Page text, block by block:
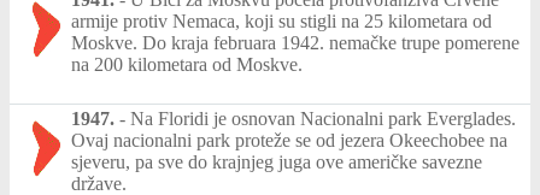
armije protiv Nemaca, koji su stigli na 25 kilometara od
Moskve. Do kraja februara 1942. nemačke trupe pomerene
na 200 kilometara od Moskve.
1947. - Na Floridi je osnovan Nacionalni park Everglades.
Ovaj nacionalni park proteže se od jezera Okeechobee na
sjeveru, pa sve do krajnjeg juga ove američke savezne
države.